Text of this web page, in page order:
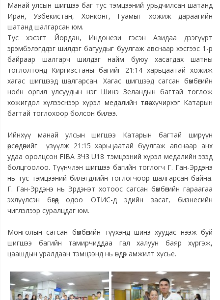
Манай улсын шигшээ баг тус тэмцээний урьдчилсан шатанд
Иран, Узбекистан, Хонконг, Гуамыг хожиж дараагийн
шатанд шалгарсан юм.
Тус хэсэгт Йордан, Индонези гэсэн Азидаа дээгүүрт
эрэмбэлэгддэг шилдэг багуудыг буулгаж авснаар хэсгээс 1-р
байраар шалгарч шилдэг найм буюу хасагдах шатны
тоглолтонд Киргизстаны багийг 21:14 харьцаатай хожиж
хагас шигшээд шалгарсан. Хагас шигшээд сагсан бөмбөгийн
ноён оргил улсуудын нэг Шинэ Зеландын багтай тоглож
хожигдол хүлээснээр хүрэл медалийн төлөө хүчирхэг Катарын
багтай тоглохоор болсон билээ.
Ийнхүү манай улсын шигшээ Катарын багтай ширүүн
өрсөлдөөнийг үзүүлж 21:15 харьцаатай буулгаж авснаар анх
удаа оролцсон FIBA 3Ч3 U18 тэмцээний хүрэл медалийн эзэд
болцгоолоо. Түүнчлэн шигшээ багийн тоглогч Г. Ган-Эрдэнэ
нь тус тэмцээний билэгдлийн тоглогчоор шалгарсан байна.
Г. Ган-Эрдэнэ нь Эрдэнэт хотоос сагсан бөмбөгийн гараагаа
эхлүүлсэн бөгөөд одоо ОТИС-д эдийн засаг, бизнесийн
чиглэлээр суралцдаг юм.
Монголын сагсан бөмбөгийн түүхэнд шинэ хуудас нээж буй
шигшээ багийн тамирчиддаа гал халуун баяр хүргэж,
цаашдын уралдаан тэмцээнд нь өндөр амжилт хүсье.